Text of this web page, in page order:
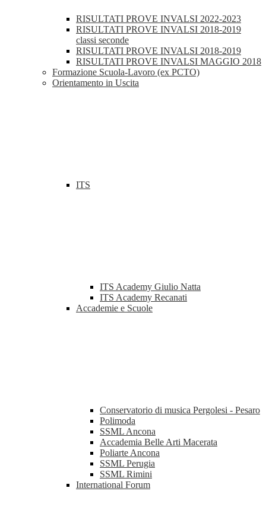
RISULTATI PROVE INVALSI 2022-2023
RISULTATI PROVE INVALSI 2018-2019
classi seconde
RISULTATI PROVE INVALSI 2018-2019
RISULTATI PROVE INVALSI MAGGIO 2018
Formazione Scuola-Lavoro (ex PCTO)
Orientamento in Uscita
ITS
ITS Academy Giulio Natta
ITS Academy Recanati
Accademie e Scuole
Conservatorio di musica Pergolesi - Pesaro
Polimoda
SSML Ancona
Accademia Belle Arti Macerata
Poliarte Ancona
SSML Perugia
SSML Rimini
International Forum